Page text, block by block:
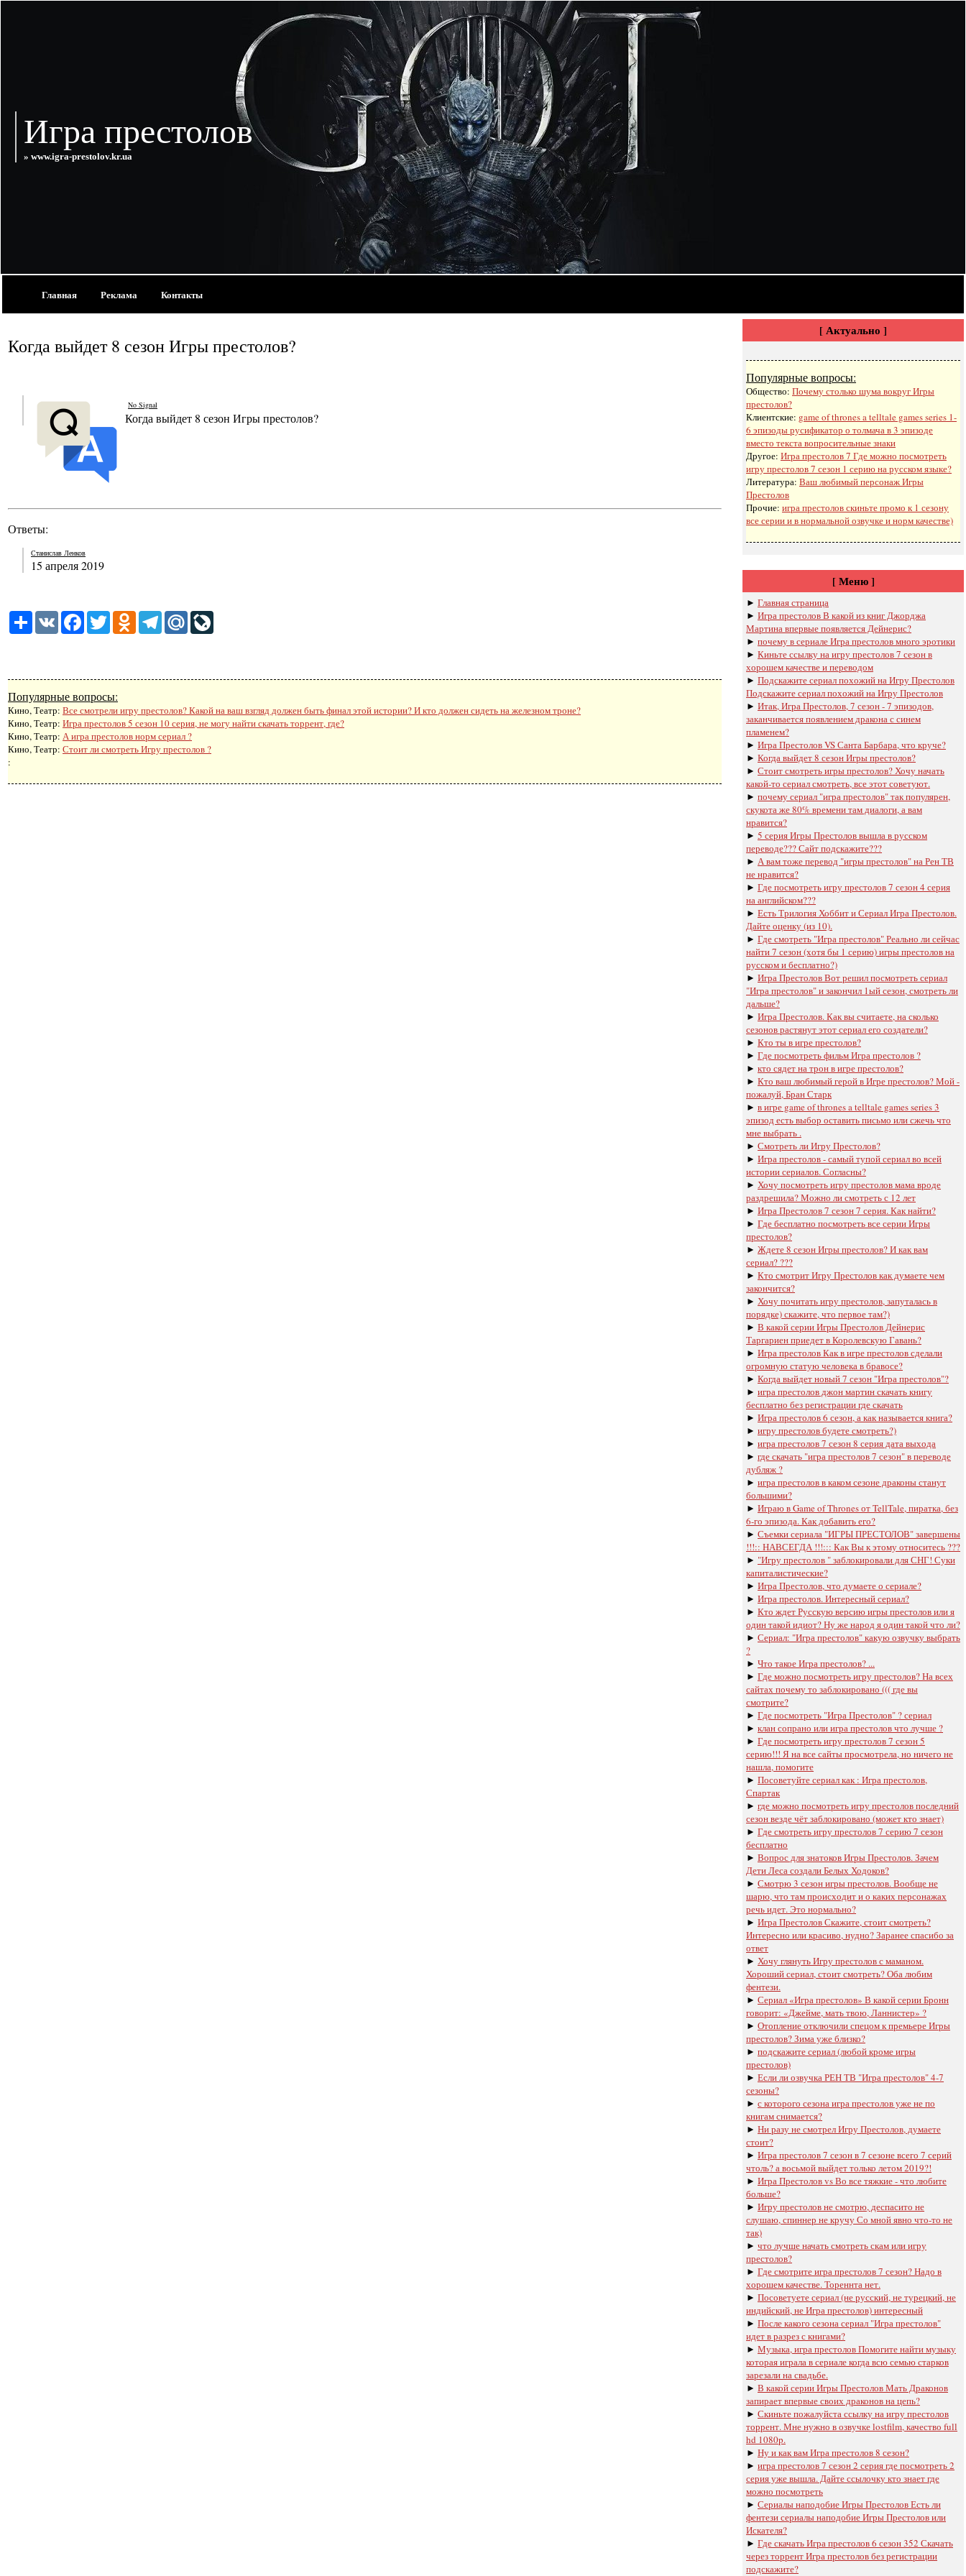
Игра престолов
» www.igra-prestolov.kr.ua
Главная Реклама Контакты
Когда выйдет 8 сезон Игры престолов?
No Signal
Когда выйдет 8 сезон Игры престолов?
Ответы:
Станислав Ленков
15 апреля 2019
ShareVK FacebookTwitterOdnoklassniki
TelegramMail.Ru
Популярные вопросы:
Кино, Театр: Все смотрели игру престолов? Какой на ваш взгляд должен быть финал этой истории? И кто должен сидеть на железном троне?
Кино, Театр: Игра престолов 5 сезон 10 серия, не могу найти скачать торрент, где?
Кино, Театр: А игра престолов норм сериал ?
Кино, Театр: Стоит ли смотреть Игру престолов ?
:
[ Актуально ]
Популярные вопросы:
Общество:Почему столько шума вокруг Игры
престолов?
Клиентские: game of thrones a telltale games series 1-
6 эпизоды русификатор о толмача в 3 эпизоде
вместо текста вопросительные знаки
Другое:Игра престолов 7 Где можно посмотреть
игру престолов 7 сезон 1 серию на русском языке?
Литература:Ваш любимый персонаж Игры
Престолов
Прочие:игра престолов скиньте промо к 1 сезону
все серии и в нормальной озвучке и норм качестве)
[ Меню ]
►Главная страница
►Игра престолов В какой из книг Джорджа
Мартина впервые появляется Дейнерис?
►почему в сериале Игра престолов много эротики
►Киньте ссылку на игру престолов 7 сезон в
хорошем качестве и переводом
►Подскажите сериал похожий на Игру Престолов
Подскажите сериал похожий на Игру Престолов
►Итак, Игра Престолов, 7 сезон - 7 эпизодов,
заканчивается появлением дракона с синем
пламенем?
►Игра Престолов VS Санта Барбара, что круче?
►Когда выйдет 8 сезон Игры престолов?
►Стоит смотреть игры престолов? Хочу начать
какой-то сериал смотреть, все этот советуют.
►почему сериал "игра престолов" так популярен,
скукота же 80% времени там диалоги, а вам
нравится?
►5 серия Игры Престолов вышла в русском
переводе??? Сайт подскажите???
►А вам тоже перевод "игры престолов" на Рен ТВ
не нравится?
►Где посмотреть игру престолов 7 сезон 4 серия
на английском???
►Есть Трилогия Хоббит и Сериал Игра Престолов.
Дайте оценку (из 10).
►Где смотреть "Игра престолов" Реально ли сейчас
найти 7 сезон (хотя бы 1 серию) игры престолов на
русском и бесплатно?)
►Игра Престолов Вот решил посмотреть сериал
"Игра престолов" и закончил 1ый сезон, смотреть ли
дальше?
►Игра Престолов. Как вы считаете, на сколько
сезонов растянут этот сериал его создатели?
►Кто ты в игре престолов?
►Где посмотреть фильм Игра престолов ?
►кто сядет на трон в игре престолов?
►Кто ваш любимый герой в Игре престолов? Мой -
пожалуй, Бран Старк
►в игре game of thrones a telltale games series 3
эпизод есть выбор оставить письмо или сжечь что
мне выбрать .
►Смотреть ли Игру Престолов?
►Игра престолов - самый тупой сериал во всей
истории сериалов. Согласны?
►Хочу посмотреть игру престолов мама вроде
раздрешила? Можно ли смотреть с 12 лет
►Игра Престолов 7 сезон 7 серия. Как найти?
►Где бесплатно посмотреть все серии Игры
престолов?
►Ждете 8 сезон Игры престолов? И как вам
сериал? ???
►Кто смотрит Игру Престолов как думаете чем
закончится?
►Хочу почитать игру престолов, запуталась в
порядке) скажите, что первое там?)
►В какой серии Игры Престолов Дейнерис
Таргариен приедет в Королевскую Гавань?
►Игра престолов Как в игре престолов сделали
огромную статую человека в бравосе?
►Когда выйдет новый 7 сезон "Игра престолов"?
►игра престолов джон мартин скачать книгу
бесплатно без регистрации где скачать
►Игра престолов 6 сезон, а как называется книга?
►игру престолов будете смотреть?)
►игра престолов 7 сезон 8 серия дата выхода
►где скачать "игра престолов 7 сезон" в переводе
дубляж ?
►игра престолов в каком сезоне драконы станут
большими?
►Играю в Game of Thrones от TellTale, пиратка, без
6-го эпизода. Как добавить его?
►Съемки сериала "ИГРЫ ПРЕСТОЛОВ" завершены
!!!:: НАВСЕГДА !!!::: Как Вы к этому относитесь ???
► "Игру престолов " заблокировали для СНГ! Суки
капиталистические?
►Игра Престолов, что думаете о сериале?
►Игра престолов. Интересный сериал?
►Кто ждет Русскую версию игры престолов или я
один такой идиот? Ну же народ я один такой что ли?
►Сериал: "Игра престолов" какую озвучку выбрать
?
►Что такое Игра престолов? ...
►Где можно посмотреть игру престолов? На всех
сайтах почему то заблокировано ((( где вы
смотрите?
►Где посмотреть "Игра Престолов" ? сериал
►клан сопрано или игра престолов что лучше ?
►Где посмотреть игру престолов 7 сезон 5
серию!!! Я на все сайты просмотрела, но ничего не
нашла, помогите
►Посоветуйте сериал как : Игра престолов,
Спартак
►где можно посмотреть игру престолов последний
сезон везде чёт заблокировано (может кто знает)
►Где смотреть игру престолов 7 серию 7 сезон
бесплатно
►Вопрос для знатоков Игры Престолов. Зачем
Дети Леса создали Белых Ходоков?
►Смотрю 3 сезон игры престолов. Вообще не
шарю, что там происходит и о каких персонажах
речь идет. Это нормально?
►Игра Престолов Скажите, стоит смотреть?
Интересно или красиво, нудно? Заранее спасибо за
ответ
►Хочу глянуть Игру престолов с маманом.
Хороший сериал, стоит смотреть? Оба любим
фентези.
►Сериал «Игра престолов» В какой серии Бронн
говорит: «Джейме, мать твою, Ланнистер» ?
►Отопление отключили спецом к премьере Игры
престолов? Зима уже близко?
►подскажите сериал (любой кроме игры
престолов)
►Если ли озвучка РЕН ТВ "Игра престолов" 4-7
сезоны?
►с которого сезона игра престолов уже не по
книгам снимается?
►Ни разу не смотрел Игру Престолов, думаете
стоит?
►Игра престолов 7 сезон в 7 сезоне всего 7 серий
чтоль? а восьмой выйдет только летом 2019?!
►Игра Престолов vs Во все тяжкие - что любите
больше?
►Игру престолов не смотрю, деспасито не
слушаю, спиннер не кручу Со мной явно что-то не
так)
►что лучше начать смотреть скам или игру
престолов?
►Где смотрите игра престолов 7 сезон? Надо в
хорошем качестве. Тореннта нет.
►Посоветуете сериал (не русский, не турецкий, не
индийский, не Игра престолов) интересный
►После какого сезона сериал "Игра престолов"
идет в разрез с книгами?
►Музыка, игра престолов Помогите найти музыку
которая играла в сериале когда всю семью старков
зарезали на свадьбе.
►В какой серии Игры Престолов Мать Драконов
запирает впервые своих драконов на цепь?
►Скиньте пожалуйста ссылку на игру престолов
торрент. Мне нужно в озвучке lostfilm, качество full
hd 1080p.
►Ну и как вам Игра престолов 8 сезон?
►игра престолов 7 сезон 2 серия где посмотреть 2
серия уже вышла. Дайте ссылочку кто знает где
можно посмотреть
►Сериалы наподобие Игры Престолов Есть ли
фентези сериалы наподобие Игры Престолов или
Искателя?
►Где скачать Игра престолов 6 сезон 352 Скачать
через торрент Игра престолов без регистрации
подскажите?